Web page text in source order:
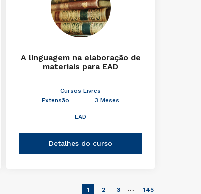
A linguagem na elaboração de
materiais para EAD
Cursos Livres
Extensão
3 Meses
EAD
Detalhes do curso
1 2 3 … 145